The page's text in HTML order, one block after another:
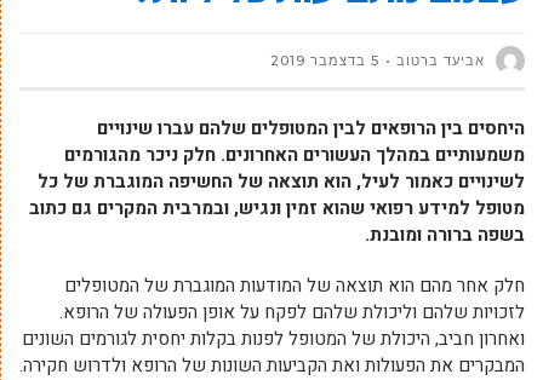
אביעד ברטוב 5 בדצמבר 2019
היחסים בין הרופאים לבין המטופלים שלהם עברו שינויים
משמעותיים במהלך העשורים האחרונים. חלק ניכר מהגורמים
לשינויים כאמור לעיל, הוא תוצאה של החשיפה המוגברת של כל
מטופל למידע רפואי שהוא זמין ונגיש, ובמרבית המקרים גם כתוב
בשפה ברורה ומובנת.
חלק אחר מהם הוא תוצאה של המודעות המוגברת של המטופלים
לזכויות שלהם וליכולת שלהם לפקח על אופן הפעולה של הרופא.
ואחרון חביב, היכולת של המטופל לפנות בקלות יחסית לגורמים השונים
המבקרים את הפעולות ואת הקביעות השונות של הרופא ולדרוש חקירה.